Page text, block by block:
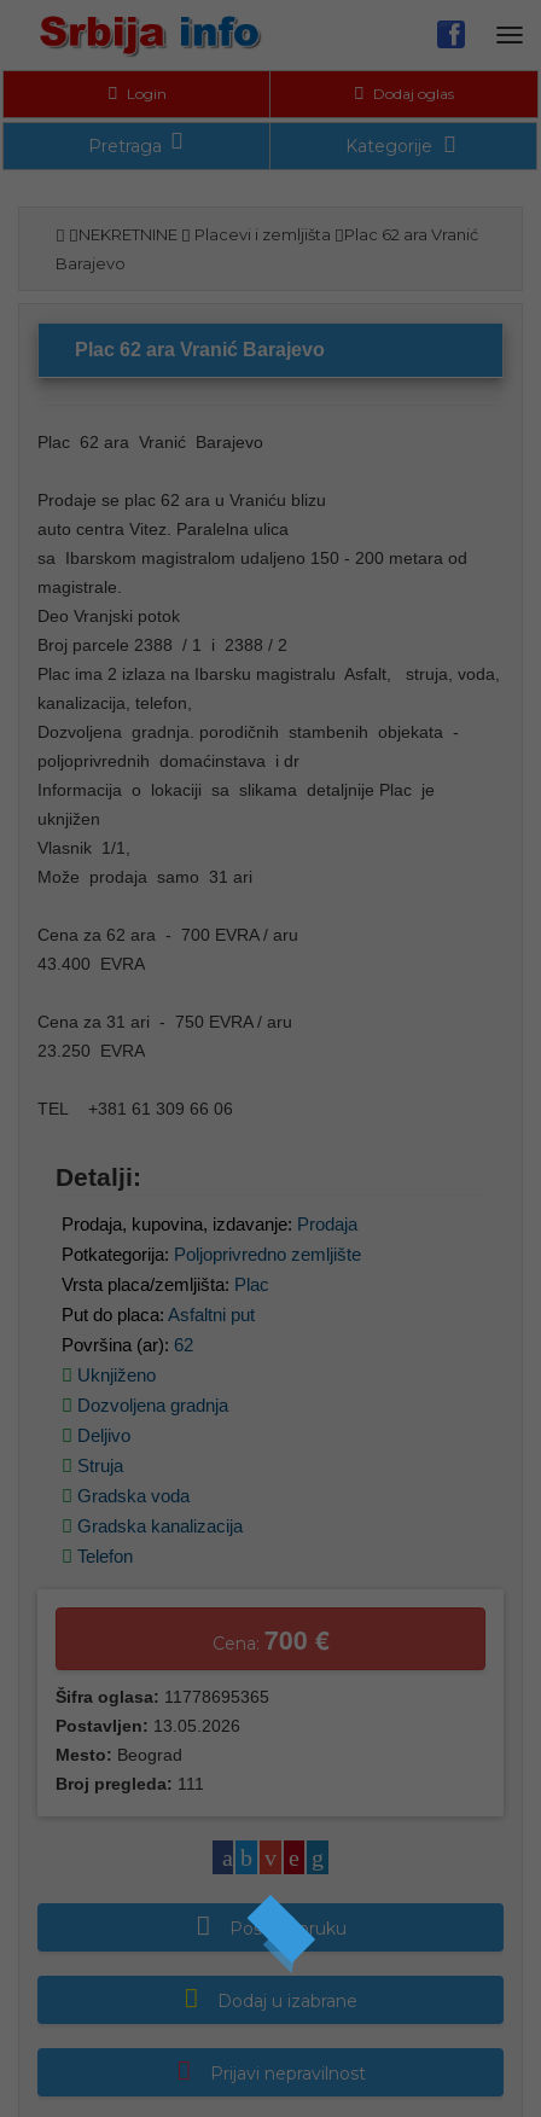
Login Dodaj oglas
Pretraga Kategorije
NEKRETNINE Placevi i zemljišta
Plac 62 ara Vranić
Barajevo
Plac 62 ara Vranić Barajevo
Plac 62 ara Vranić Barajevo
Prodaje se plac 62 ara u Vraniću blizu
auto centra Vitez. Paralelna ulica
sa Ibarskom magistralom udaljeno 150 - 200 metara od
magistrale.
Deo Vranjski potok
Broj parcele 2388 / 1 i 2388 / 2
Plac ima 2 izlaza na Ibarsku magistralu Asfalt, struja, voda,
kanalizacija, telefon,
Dozvoljena gradnja. porodičnih stambenih objekata -
poljoprivrednih domaćinstava i dr
Informacija o lokaciji sa slikama detaljnije Plac je
uknjižen
Vlasnik 1/1,
Može prodaja samo 31 ari
Cena za 62 ara - 700 EVRA / aru
43.400 EVRA
Cena za 31 ari - 750 EVRA / aru
23.250 EVRA
TEL +381 61 309 66 06
Detalji:
Prodaja, kupovina, izdavanje: Prodaja
Potkategorija: Poljoprivredno zemljište
Vrsta placa/zemljišta: Plac
Put do placa: Asfaltni put
Površina (ar): 62
Uknjiženo
Dozvoljena gradnja
Deljivo
Struja
Gradska voda
Gradska kanalizacija
Telefon
Cena: 700 €
Šifra oglasa: 11778695365
Postavljen: 13.05.2026
Mesto: Beograd
Broj pregleda: 111
Pošalji poruku
Dodaj u izabrane
Prijavi nepravilnost